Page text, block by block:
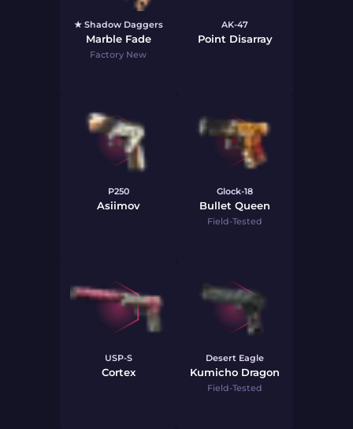
★ Shadow Daggers
Marble Fade
Factory New
AK-47
Point Disarray
P250
Asiimov
Glock-18
Bullet Queen
Field-Tested
USP-S
Cortex
Desert Eagle
Kumicho Dragon
Field-Tested